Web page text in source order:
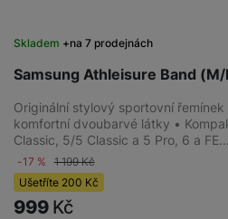
Samsung Athleisure Band (M/
Skladem na 7 prodejnách
Originální stylový sportovní řemínek
komfortní dvoubarvé látky •
Classic, 5/5 Classic a 5 Pro, 6 a FE…
-17 % 1 199Kč
Ušetříte 200 Kč
999 Kč